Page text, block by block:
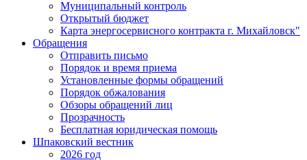
Муниципальный контроль
Открытый бюджет
Карта энергосервисного контракта г. Михайловск"
Обращения
Отправить письмо
Порядок и время приема
Установленные формы обращений
Порядок обжалования
Обзоры обращений лиц
Прозрачность
Бесплатная юридическая помощь
Шпаковский вестник
2026 год